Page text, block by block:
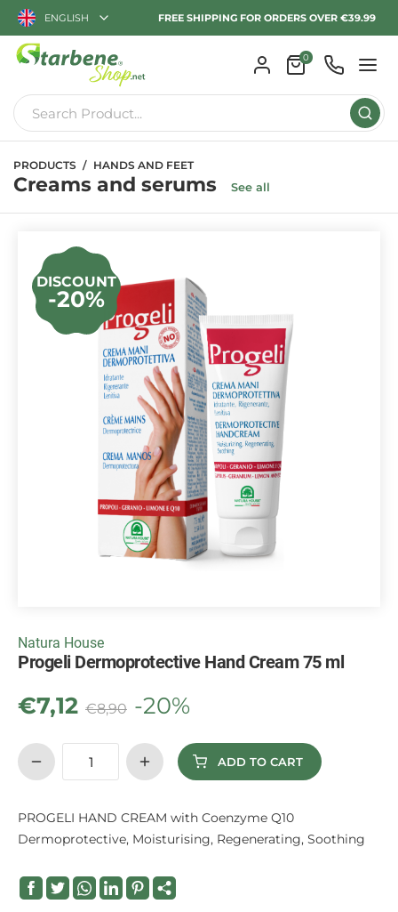
ENGLISH FREE SHIPPING FOR ORDERS OVER €39.99
0
PRODUCTS HANDS AND FEET
Creams and serums See all
DISCOUNT
-20%
Natura House
Progeli Dermoprotective Hand Cream 75 ml
€7,12 €8,90 -20%
ADD TO CART
PROGELI HAND CREAM with Coenzyme Q10
Dermoprotective, Moisturising, Regenerating, Soothing